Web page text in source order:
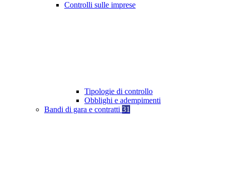
Controlli sulle imprese
Tipologie di controllo
Obblighi e adempimenti
Bandi di gara e contratti 31